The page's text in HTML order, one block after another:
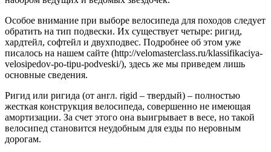
Особое внимание при выборе велосипеда для походов следует
обратить на тип подвески. Их существует четыре: ригид,
хардтейл, софтейл и двухподвес. Подробнее об этом уже
писалось на нашем сайте (http://velomasterclass.ru/klassifikaciya-
velosipedov-po-tipu-podveski/), здесь же мы приведем лишь
основные сведения.
Ригид или ригида (от англ. rigid – твердый) – полностью
жесткая конструкция велосипеда, совершенно не имеющая
амортизации. За счет этого она выигрывает в весе, но такой
велосипед становится неудобным для езды по неровным
дорогам.